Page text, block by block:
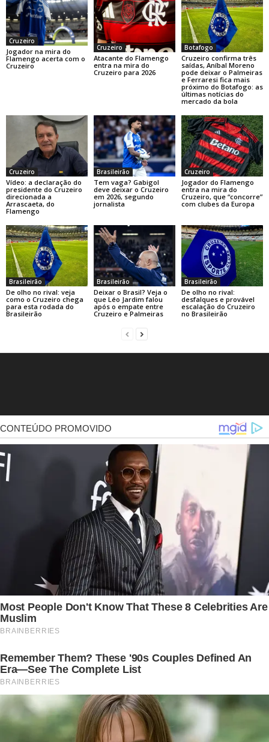
Cruzeiro
Jogador na mira do
Flamengo acerta com o
Cruzeiro
Cruzeiro
Atacante do Flamengo
entra na mira do
Cruzeiro para 2026
Botafogo
Cruzeiro confirma três
saídas, Aníbal Moreno
pode deixar o Palmeiras
e Ferraresi fica mais
próximo do Botafogo: as
últimas notícias do
mercado da bola
Cruzeiro
Vídeo: a declaração do
presidente do Cruzeiro
direcionada a
Arrascaeta, do
Flamengo
Brasileirão
Tem vaga? Gabigol
deve deixar o Cruzeiro
em 2026, segundo
jornalista
Cruzeiro
Jogador do Flamengo
entra na mira do
Cruzeiro, que “concorre”
com clubes da Europa
Brasileirão
De olho no rival: veja
como o Cruzeiro chega
para esta rodada do
Brasileirão
Brasileirão
Deixar o Brasil? Veja o
que Léo Jardim falou
após o empate entre
Cruzeiro e Palmeiras
Brasileirão
De olho no rival:
desfalques e provável
escalação do Cruzeiro
no Brasileirão